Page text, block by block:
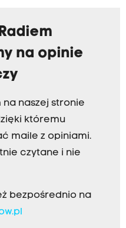
na opinie
na naszej stronie
któremu
maile z opiniami.
czytane i nie
bezpośrednio na